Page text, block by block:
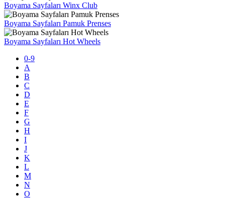
Boyama Sayfaları Winx Club
Boyama Sayfaları Pamuk Prenses
Boyama Sayfaları Hot Wheels
0-9
A
B
C
D
E
F
G
H
I
J
K
L
M
N
O